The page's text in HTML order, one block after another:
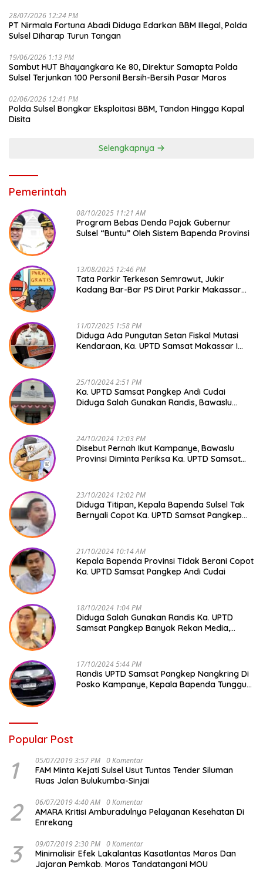
28/07/2026 12:24 PM
PT Nirmala Fortuna Abadi Diduga Edarkan BBM Illegal, Polda
Sulsel Diharap Turun Tangan
19/06/2026 1:13 PM
Sambut HUT Bhayangkara Ke 80, Direktur Samapta Polda
Sulsel Terjunkan 100 Personil Bersih-Bersih Pasar Maros
02/06/2026 12:41 PM
Polda Sulsel Bongkar Eksploitasi BBM, Tandon Hingga Kapal
Disita
Selengkapnya
Pemerintah
08/10/2025 11:21 AM
Program Bebas Denda Pajak Gubernur
Sulsel “Buntu” Oleh Sistem Bapenda Provinsi
13/08/2025 12:46 PM
Tata Parkir Terkesan Semrawut, Jukir
Kadang Bar-Bar PS Dirut Parkir Makassar
11/07/2025 1:58 PM
Diduga Ada Pungutan Setan Fiskal Mutasi
Kendaraan, Ka. UPTD Samsat Makassar I
25/10/2024 2:51 PM
Ka. UPTD Samsat Pangkep Andi Cudai
Diduga Salah Gunakan Randis, Bawaslu
24/10/2024 12:03 PM
Disebut Pernah Ikut Kampanye, Bawaslu
Provinsi Diminta Periksa Ka. UPTD Samsat
23/10/2024 12:02 PM
Diduga Titipan, Kepala Bapenda Sulsel Tak
Bernyali Copot Ka. UPTD Samsat Pangkep
21/10/2024 10:14 AM
Kepala Bapenda Provinsi Tidak Berani Copot
Ka. UPTD Samsat Pangkep Andi Cudai
18/10/2024 1:04 PM
Diduga Salah Gunakan Randis Ka. UPTD
Samsat Pangkep Banyak Rekan Media,
17/10/2024 5:44 PM
Randis UPTD Samsat Pangkep Nangkring Di
Posko Kampanye, Kepala Bapenda Tunggu
Popular Post
1 05/07/2019 3:57 PM 0 Komentar
FAM Minta Kejati Sulsel Usut Tuntas Tender Siluman
Ruas Jalan Bulukumba-Sinjai
2 06/07/2019 4:40 AM 0 Komentar
AMARA Kritisi Amburadulnya Pelayanan Kesehatan Di
Enrekang
3 09/07/2019 2:30 PM 0 Komentar
Minimalisir Efek Lakalantas Kasatlantas Maros Dan
Jajaran Pemkab. Maros Tandatangani MOU